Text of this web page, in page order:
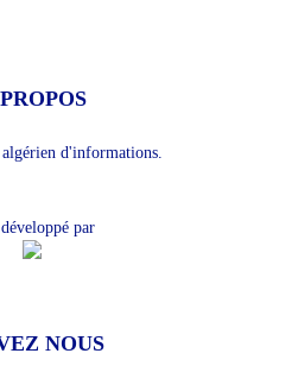
d'informations.
par
NOUS